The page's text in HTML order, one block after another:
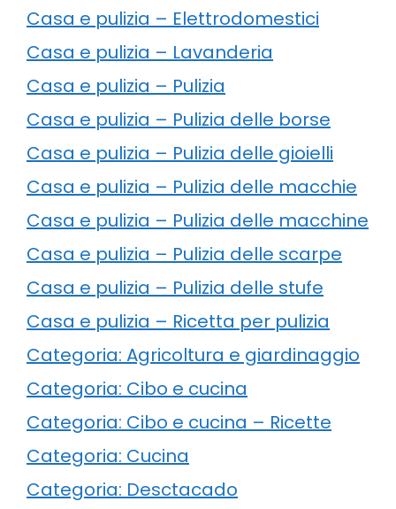
Casa e pulizia – Elettrodomestici
Casa e pulizia – Lavanderia
Casa e pulizia – Pulizia
Casa e pulizia – Pulizia delle borse
Casa e pulizia – Pulizia delle gioielli
Casa e pulizia – Pulizia delle macchie
Casa e pulizia – Pulizia delle macchine
Casa e pulizia – Pulizia delle scarpe
Casa e pulizia – Pulizia delle stufe
Casa e pulizia – Ricetta per pulizia
Categoria: Agricoltura e giardinaggio
Categoria: Cibo e cucina
Categoria: Cibo e cucina – Ricette
Categoria: Cucina
Categoria: Desctacado